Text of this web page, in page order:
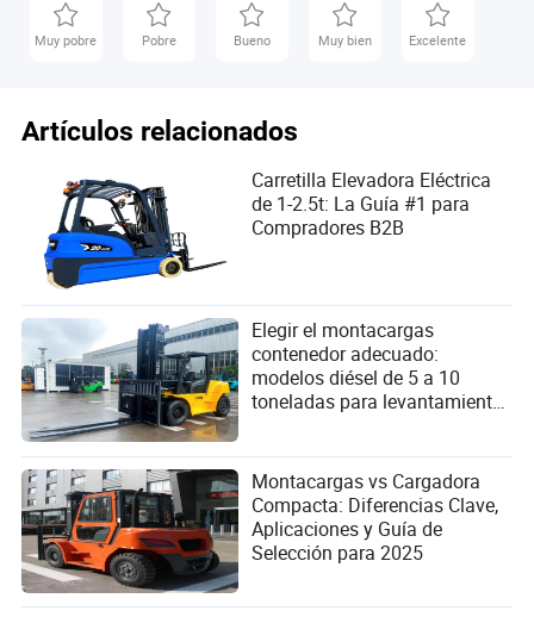
Muy pobre Pobre Bueno Muy bien Excelente
Artículos relacionados
Carretilla Elevadora Eléctrica
de 1-2.5t: La Guía #1 para
Compradores B2B
Elegir el montacargas
contenedor adecuado:
modelos diésel de 5 a 10
toneladas para levantamiento
Montacargas vs Cargadora
Compacta: Diferencias Clave,
Aplicaciones y Guía de
Selección para 2025